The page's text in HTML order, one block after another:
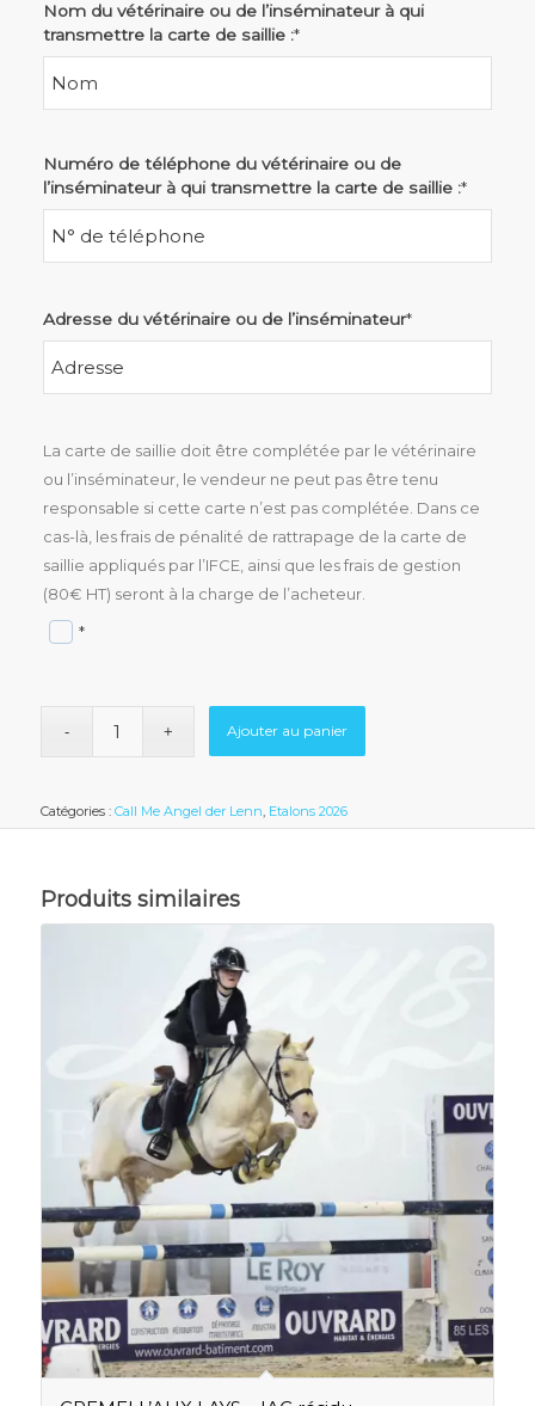
Nom du vétérinaire ou de l’inséminateur à qui
transmettre la carte de saillie :*
Numéro de téléphone du vétérinaire ou de
l’inséminateur à qui transmettre la carte de saillie :*
Adresse du vétérinaire ou de l’inséminateur*
La carte de saillie doit être complétée par le vétérinaire
ou l’inséminateur, le vendeur ne peut pas être tenu
responsable si cette carte n’est pas complétée. Dans ce
cas-là, les frais de pénalité de rattrapage de la carte de
saillie appliqués par l’IFCE, ainsi que les frais de gestion
(80€ HT) seront à la charge de l’acheteur.
*
Ajouter au panier
Catégories : Call Me Angel der Lenn, Etalons 2026
Produits similaires